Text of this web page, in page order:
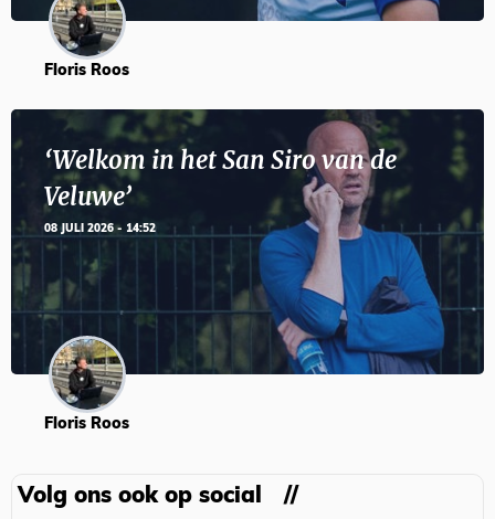
Floris Roos
‘Welkom in het San Siro van de
Veluwe’
08 JULI 2026 - 14:52
Floris Roos
Volg ons ook op social